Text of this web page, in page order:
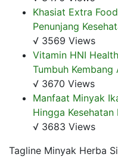
Khasiat Extra
Penunjang
√ 3569 Views
Vitamin HNI
Tumbuh Kembang
√ 3670 Views
Manfaat Minyak
Hingga Kesehatan
√ 3683 Views
Tagline Minyak Herba